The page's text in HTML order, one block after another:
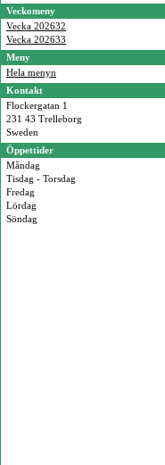
Veckomeny
Vecka 202632
Vecka 202633
Meny
Hela menyn
Kontakt
Flockergatan 1
231 43 Trelleborg
Sweden
Öppettider
Måndag
Tisdag - Torsdag
Fredag
Lördag
Söndag